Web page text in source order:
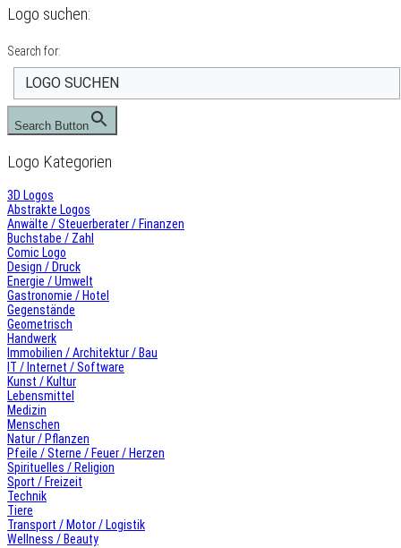
Logo suchen:
Search for:
Search Button
Logo Kategorien
3D Logos
Abstrakte Logos
Anwälte / Steuerberater / Finanzen
Buchstabe / Zahl
Comic Logo
Design / Druck
Energie / Umwelt
Gastronomie / Hotel
Gegenstände
Geometrisch
Handwerk
Immobilien / Architektur / Bau
IT / Internet / Software
Kunst / Kultur
Lebensmittel
Medizin
Menschen
Natur / Pflanzen
Pfeile / Sterne / Feuer / Herzen
Spirituelles / Religion
Sport / Freizeit
Technik
Tiere
Transport / Motor / Logistik
Wellness / Beauty